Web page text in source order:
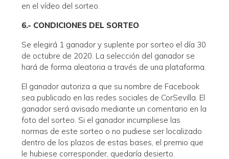
en el vídeo del sorteo.
6.- CONDICIONES DEL SORTEO
Se elegirá 1 ganador y suplente por sorteo el día 30
de octubre de 2020. La selección del ganador se
hará de forma aleatoria a través de una plataforma.
El ganador autoriza a que su nombre de Facebook
sea publicado en las redes sociales de CorSevilla. El
ganador será avisado mediante un comentario en la
foto del sorteo. Si el ganador incumpliese las
normas de este sorteo o no pudiese ser localizado
dentro de los plazos de estas bases, el premio que
le hubiese corresponder, quedaría desierto.